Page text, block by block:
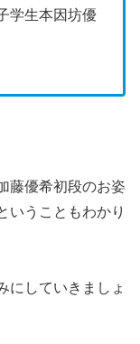
学生本因坊優
藤優希初段のお姿
いうこともわかり
にしていきましょ